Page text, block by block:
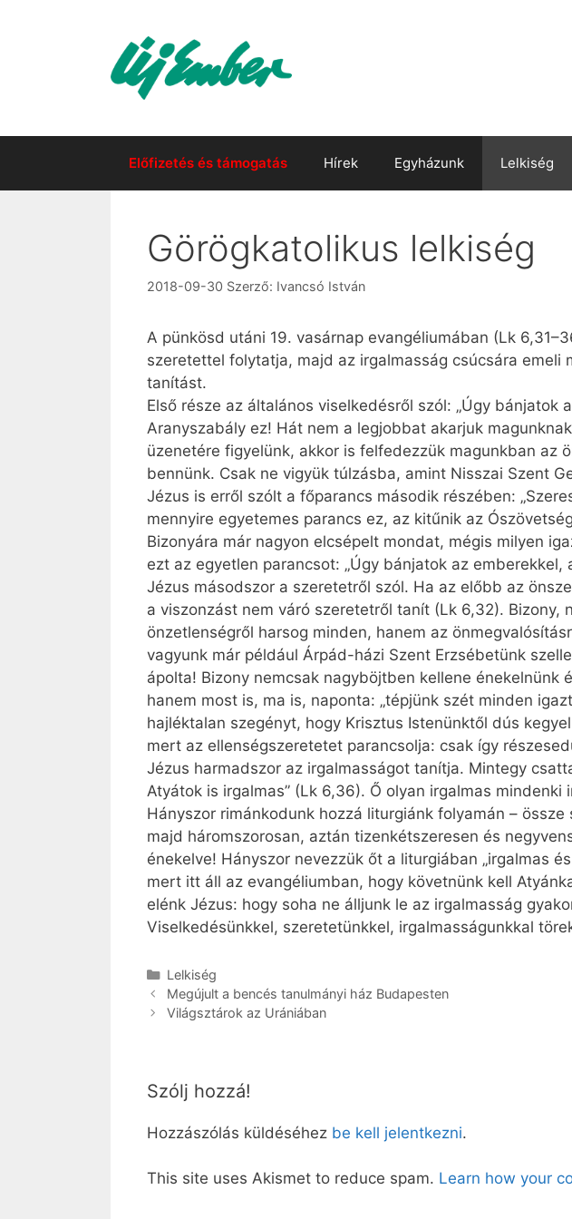
Előfizetés és támogatás Hírek Egyházunk Lelkiség
Görögkatolikus lelkiség
2018-09-30 Szerző: Ivancsó István
A pünkösd utáni 19. vasárnap evangéliumában (Lk
szeretettel folytatja, majd az irgalmasság csúcsára
tanítást.
Első része az általános viselkedésről szól: „Úgy
Aranyszabály ez! Hát nem a legjobbat akarjuk
üzenetére figyelünk, akkor is felfedezzük magunkban az
bennünk. Csak ne vigyük túlzásba, amint Nisszai Szent
Jézus is erről szólt a főparancs második részében:
mennyire egyetemes parancs ez, az kitűnik az
Bizonyára már nagyon elcsépelt mondat, mégis milyen
ezt az egyetlen parancsot: „Úgy bánjatok az
Jézus másodszor a szeretetről szól. Ha az előbb az
a viszonzást nem váró szeretetről tanít (Lk 6,32).
önzetlenségről harsog minden, hanem az
vagyunk már például Árpád-házi Szent Erzsébetünk
ápolta! Bizony nemcsak nagyböjtben kellene
hanem most is, ma is, naponta: „tépjünk szét minden
hajléktalan szegényt, hogy Krisztus Istenünktől dús
mert az ellenségszeretetet parancsolja: csak így
Jézus harmadszor az irgalmasságot tanítja. Mintegy
Atyátok is irgalmas” (Lk 6,36). Ő olyan irgalmas
Hányszor rimánkodunk hozzá liturgiánk folyamán –
majd háromszorosan, aztán tizenkétszeresen és
énekelve! Hányszor nevezzük őt a liturgiában „irgalmas
mert itt áll az evangéliumban, hogy követnünk kell
elénk Jézus: hogy soha ne álljunk le az irgalmasság
Viselkedésünkkel, szeretetünkkel, irgalmasságunkkal
Kategória
Lelkiség
Megújult a bencés tanulmányi ház Budapesten
Világsztárok az Urániában
Szólj hozzá!
Hozzászólás küldéséhez be kell jelentkezni.
This site uses Akismet to reduce spam. Learn how your